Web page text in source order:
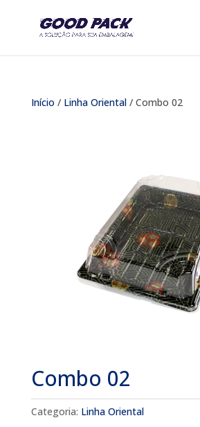
Início / Linha Oriental/ Combo 02
Combo 02
Categoria: Linha Oriental